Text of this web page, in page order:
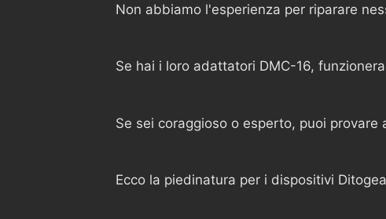
Non abbiamo l'esperienza per riparare
Se hai i loro adattatori DMC-16,
Se sei coraggioso o esperto, puoi
Ecco la piedinatura per i dispositivi